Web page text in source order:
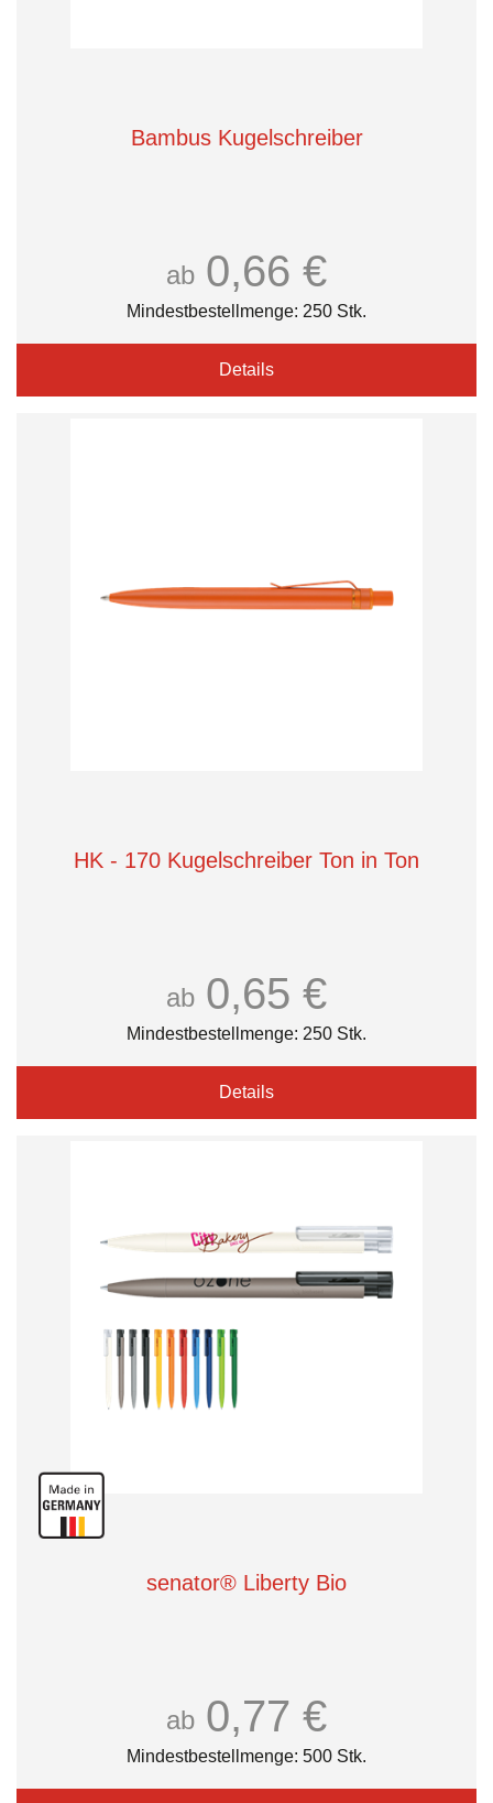
Bambus Kugelschreiber
ab 0,66 €
Mindestbestellmenge: 250 Stk.
Details
HK - 170 Kugelschreiber Ton in Ton
ab 0,65 €
Mindestbestellmenge: 250 Stk.
Details
senator® Liberty Bio
ab 0,77 €
Mindestbestellmenge: 500 Stk.